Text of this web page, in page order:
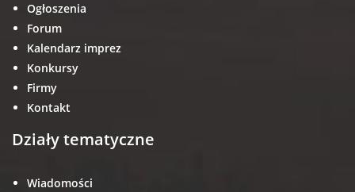
Ogłoszenia
Forum
Kalendarz imprez
Konkursy
Firmy
Kontakt
Działy tematyczne
Wiadomości